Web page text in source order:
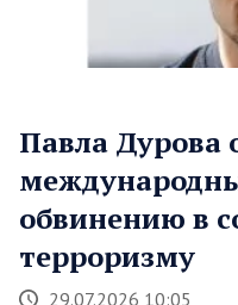
Павла Дурова
обвинению в
терроризму
29.07.2026 10:05